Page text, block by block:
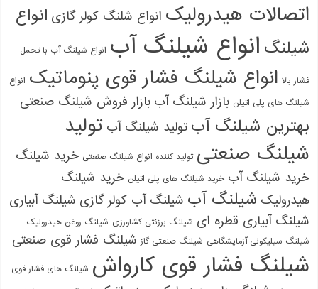
اتصالات هیدرولیک انواع شلنگ کولر گازی انواع
شیلنگ انواع شیلنگ آب انواع شیلنگ آب با تحمل
فشار بالا انواع شیلنگ فشار قوی پنوماتیک انواع
شیلنگ های پلی اتیلن بازار شیلنگ آب بازار فروش شیلنگ صنعتی
بهترین شیلنگ آب تولید شیلنگ آب تولید
شیلنگ صنعتی تولید کننده انواع شیلنگ صنعتی خرید شیلنگ
خرید شیلنگ آب خرید شیلنگ های پلی اتیلن خرید شیلنگ
هیدرولیک شیلنگ آب شیلنگ آب کولر گازی شیلنگ آبیاری
شیلنگ آبیاری قطره ای شیلنگ برزنتی کشاورزی شیلنگ روغن هیدرولیک
شیلنگ سیلیکونی آزمایشگاهی شیلنگ صنعتی گاز شیلنگ فشار قوی صنعتی
شیلنگ فشار قوی کارواش شیلنگ های فشار قوی